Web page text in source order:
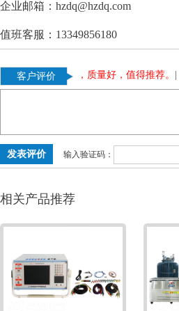
企业邮箱：hzdq@hzdq.com
值班客服：13349856180
客户评价 |
器，使用多年，质量好，值得推荐。
输入验证码：
相关产品推荐